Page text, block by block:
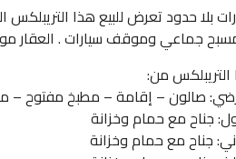
وموقف سيارات . العقار موزع على 3 مستويات مع ذكر تراس تاركة
من:
صالون – إقامة – مطبخ مفتوح
جناح مع حمام وخزانة
جناح مع حمام وخزانة